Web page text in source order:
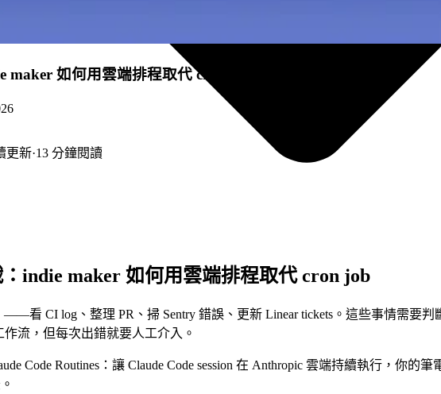
maker 如何用雲端排程取代 cron job（2026）
更新·13 分鐘閱讀
：indie maker 如何用雲端排程取代 cron job
——看 CI log、整理 PR、掃 Sentry 錯誤、更新 Linear tickets。這些事情需要
流，但每次出錯就要人工介入。
Code Routines：讓 Claude Code session 在 Anthropic 雲端持續執行，你